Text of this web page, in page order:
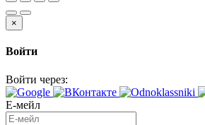
×
Войти
Войти через:
Е-мейл